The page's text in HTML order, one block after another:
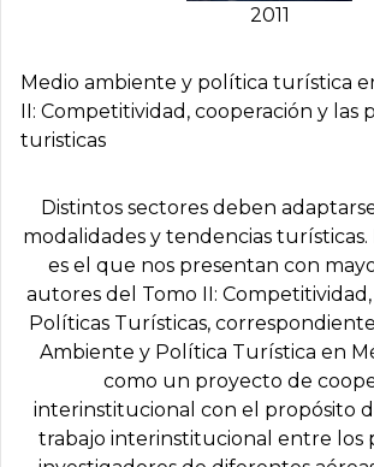
2011
Medio ambiente y polí­tica turí­stica
II: Competitividad, cooperación y las
turisticas
Distintos sectores deben
modalidades y tendencias turísticas.
es el que nos presentan con
autores del Tomo II:
Políticas Turísticas,
Ambiente y Política Turística en
como un proyecto de
interinstitucional con el propósito
trabajo interinstitucional entre los